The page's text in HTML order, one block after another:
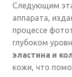
Следующим
аппарата,
процессе
глубоком
эластина и
кожи, что